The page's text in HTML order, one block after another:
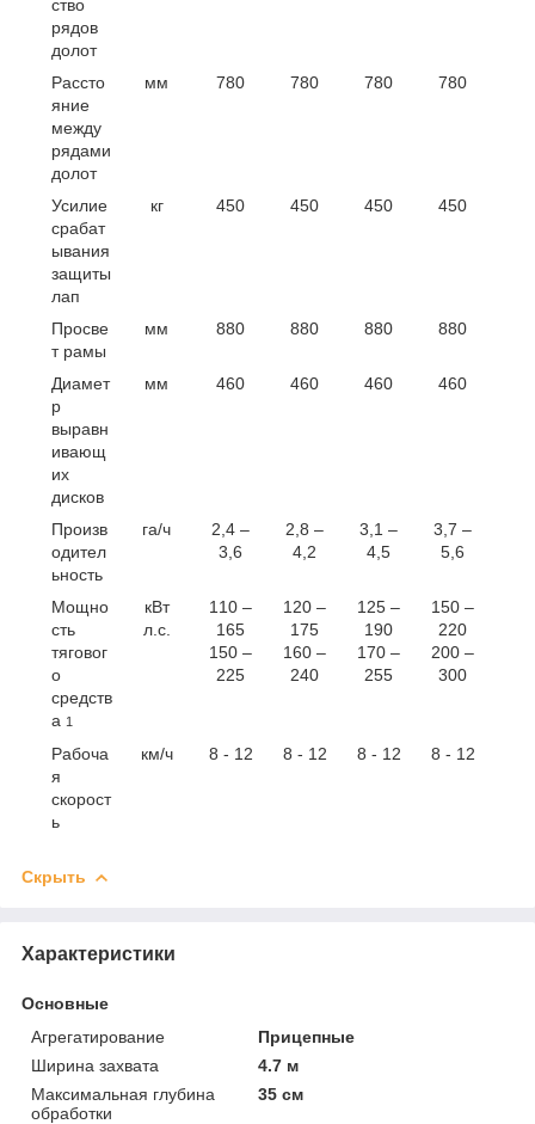
ство
рядов
долот
Рассто
яние
между
рядами
долот
мм 780 780 780 780
Усилие
срабат
ывания
защиты
лап
кг 450 450 450 450
Просве
т рамы
мм 880 880 880 880
Диамет
р
выравн
ивающ
их
дисков
мм 460 460 460 460
Произв
одител
ьность
га/ч
2,4 –
3,6
2,8 –
4,2
3,1 –
4,5
3,7 –
5,6
Мощно
сть
тяговог
о
средств
а 1
кВт
л.с.
110 –
165
150 –
225
120 –
175
160 –
240
125 –
190
170 –
255
150 –
220
200 –
300
Рабоча
я
скорост
ь
км/ч 8 - 12 8 - 12 8 - 12 8 - 12
Скрыть
Характеристики
Основные
Агрегатирование
Прицепные
Ширина захвата
4.7 м
Максимальная глубина
обработки
35 см